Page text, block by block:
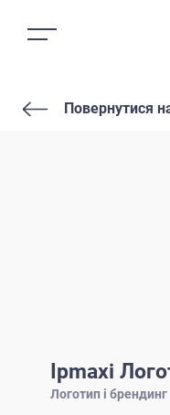
Повернутися
Ipmaxi
Логотип і брендинг